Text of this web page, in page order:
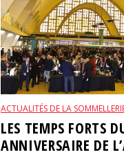
ACTUALITÉS DE LA
LES TEMPS FORTS
ANNIVERSAIRE DE